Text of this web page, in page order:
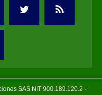
SAS NIT 900.189.120.2 -